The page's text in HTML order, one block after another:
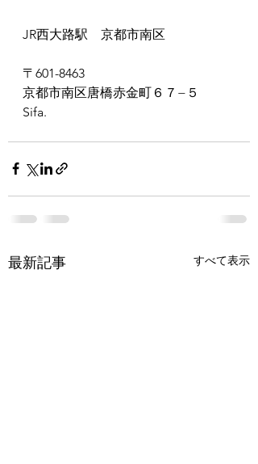
JR西大路駅　京都市南区
〒601-8463
京都市南区唐橋赤金町６７−５
Sifa.
最新記事 すべて表示